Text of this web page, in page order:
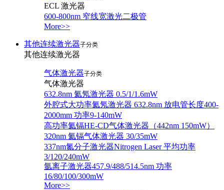
ECL 激光器
600-800nm 窄线宽激光二极管
More>>
其他连续激光器子分类
其他连续激光器
气体激光器子分类
气体激光器
632.8nm 氦氖激光器 0.5/1/1.6mW
外腔式大功率氦氖激光器 632.8nm 放电管长度400-
2000mm 功率9-140mW
高功率氦镉HE-CD气体激光器（442nm 150mW）
320nm 氦镉气体激光器 30/35mW
337nm氮分子激光器Nitrogen Laser 平均功率
3/120/240mW
氩离子激光器457.9/488/514.5nm 功率
16/80/100/300mW
More>>